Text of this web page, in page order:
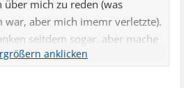
über mich zu reden (was
war, aber mich imemr verletzte).
seitdem sogar, aber mache
ich habe mit meiner Familie